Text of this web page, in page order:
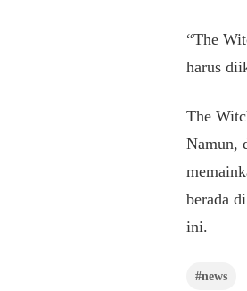
“The
harus
The
Namun,
berada
ini.
#news